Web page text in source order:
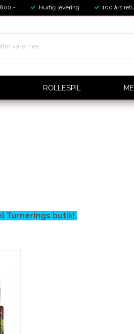
800,- Hurtig levering 100 års
ROLLESPIL
Turnerings butik!